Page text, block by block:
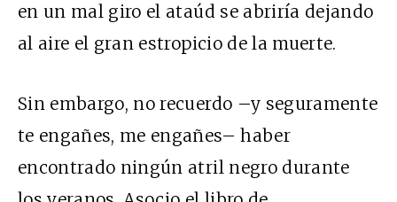
en un mal giro el ataúd se abriría dejando
al aire el gran estropicio de la muerte.
Sin embargo, no recuerdo –y seguramente
te engañes, me engañes– haber
encontrado ningún atril negro durante